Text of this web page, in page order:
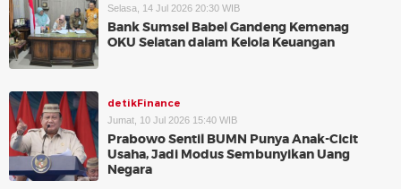
Selasa, 14 Jul 2026 20:30 WIB
Bank Sumsel Babel Gandeng Kemenag
OKU Selatan dalam Kelola Keuangan
detikFinance
Jumat, 10 Jul 2026 15:40 WIB
Prabowo Sentil BUMN Punya Anak-Cicit
Usaha, Jadi Modus Sembunyikan Uang
Negara